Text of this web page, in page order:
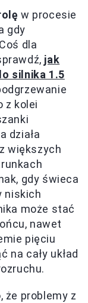
w procesie
gdy
dla
jak
silnika 1.5
z kolei
działa
większych
gdy świeca
niskich
może stać
nawet
pięciu
na cały układ
że problemy z